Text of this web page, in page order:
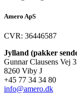
Amero ApS
CVR: 36446587
Jylland (pakker
Gunnar Clausens Vej
8260 Viby J
+45 77 34 34 80
info@amero.dk